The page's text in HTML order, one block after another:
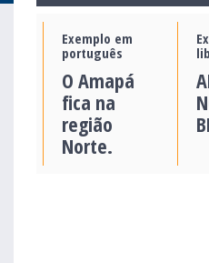
Exemplo em
português
O Amapá
fica na
região
Norte.